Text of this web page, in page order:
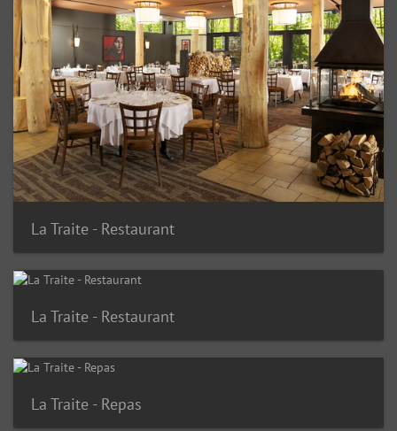
La Traite - Restaurant
La Traite - Restaurant
La Traite - Repas